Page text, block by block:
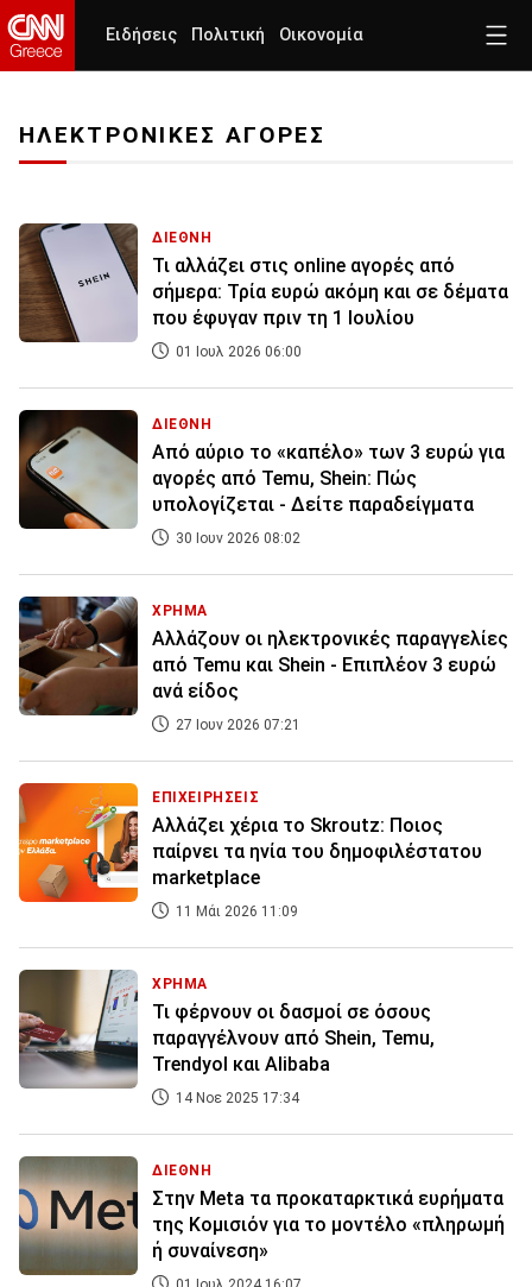
Ειδήσεις Πολιτική Οικονομία
ΗΛΕΚΤΡΟΝΙΚΕΣ ΑΓΟΡΕΣ
ΔΙΕΘΝΗ
Τι αλλάζει στις online αγορές από
σήμερα: Τρία ευρώ ακόμη και σε δέματα
που έφυγαν πριν τη 1 Ιουλίου
01 Ιουλ 2026 06:00
ΔΙΕΘΝΗ
Από αύριο το «καπέλο» των 3 ευρώ για
αγορές από Temu, Shein: Πώς
υπολογίζεται - Δείτε παραδείγματα
30 Ιουν 2026 08:02
ΧΡΗΜΑ
Αλλάζουν οι ηλεκτρονικές παραγγελίες
από Temu και Shein - Επιπλέον 3 ευρώ
ανά είδος
27 Ιουν 2026 07:21
ΕΠΙΧΕΙΡΗΣΕΙΣ
Αλλάζει χέρια το Skroutz: Ποιος
παίρνει τα ηνία του δημοφιλέστατου
marketplace
11 Μάι 2026 11:09
ΧΡΗΜΑ
Τι φέρνουν οι δασμοί σε όσους
παραγγέλνουν από Shein, Temu,
Trendyol και Alibaba
14 Νοε 2025 17:34
ΔΙΕΘΝΗ
Στην Meta τα προκαταρκτικά ευρήματα
της Κομισιόν για το μοντέλο «πληρωμή
ή συναίνεση»